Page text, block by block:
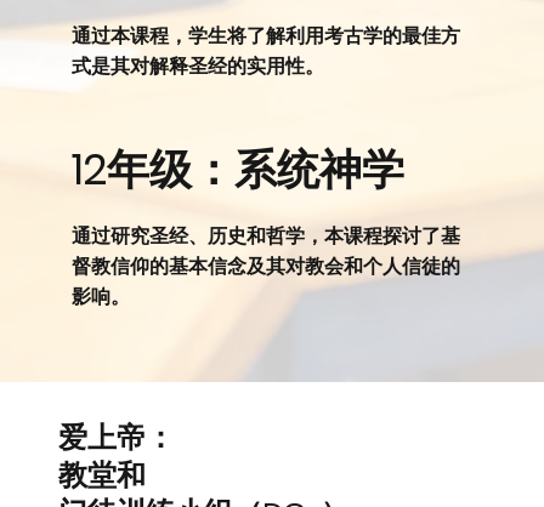
通过本课程，学生将了解利用考古学的最佳方
式是其对解释圣经的实用性。
12年级：系统神学
通过研究圣经、历史和哲学，本课程探讨了基
督教信仰的基本信念及其对教会和个人信徒的
影响。
爱上帝：
教堂和